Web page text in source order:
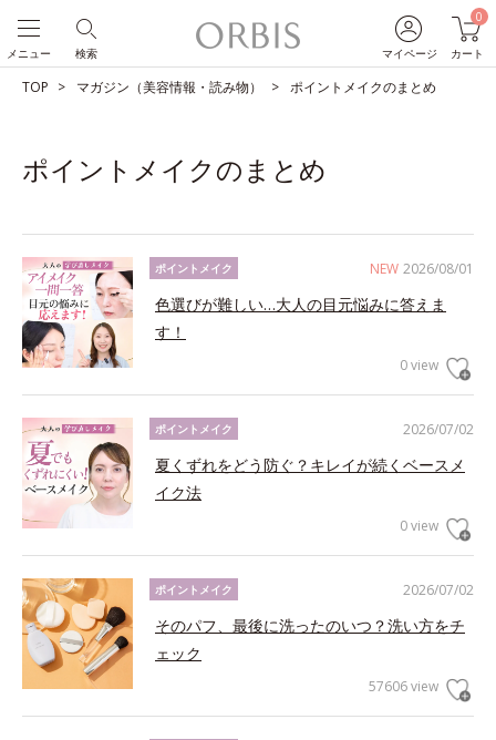
マイページ
0
カート
検索
メニュー
TOP マガジン（美容情報・読み物） ポイントメイクのまとめ
ポイントメイクのまとめ
NEW 2026/08/01
ポイントメイク
色選びが難しい…大人の目元悩みに答えま
す！
0 view
2026/07/02
ポイントメイク
夏くずれをどう防ぐ？キレイが続くベースメ
イク法
0 view
2026/07/02
ポイントメイク
そのパフ、最後に洗ったのいつ？洗い方をチ
ェック
57606 view